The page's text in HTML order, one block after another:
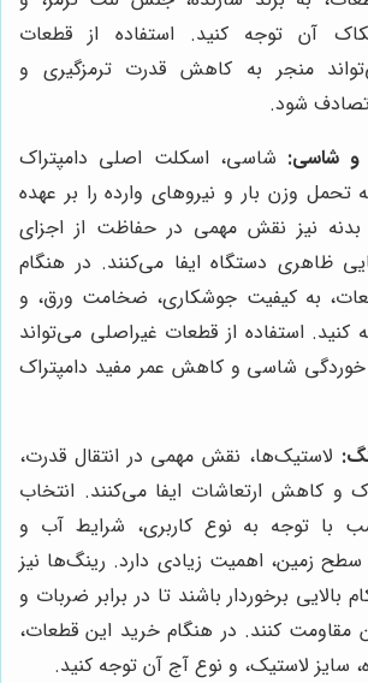
آن توجه کنید. استفاده از قطعات
منجر به کاهش قدرت ترمزگیری و
شود.
و شاسی: شاسی، اسکلت اصلی دامپتراک
وزن بار و نیروهای وارده را بر عهده
بدنه نیز نقش مهمی در حفاظت از اجزای
ظاهری دستگاه ایفا می‌کنند. در هنگام
به کیفیت جوشکاری، ضخامت ورق، و
کنید. استفاده از قطعات غیراصلی می‌تواند
شاسی و کاهش عمر مفید دامپتراک
لاستیک‌ها، نقش مهمی در انتقال قدرت،
و کاهش ارتعاشات ایفا می‌کنند. انتخاب
با توجه به نوع کاربری، شرایط آب و
زمین، اهمیت زیادی دارد. رینگ‌ها نیز
بالایی برخوردار باشند تا در برابر ضربات و
مقاومت کنند. در هنگام خرید این قطعات،
سایز لاستیک، و نوع آج آن توجه کنید.